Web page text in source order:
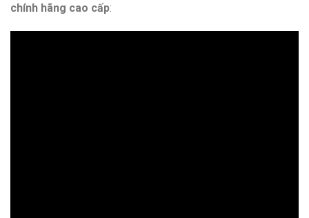
chính hãng cao cấp: